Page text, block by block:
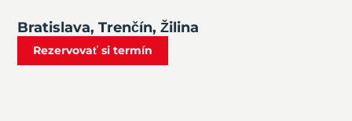
Bratislava, Trenčín, Žilina
Rezervovať si termín